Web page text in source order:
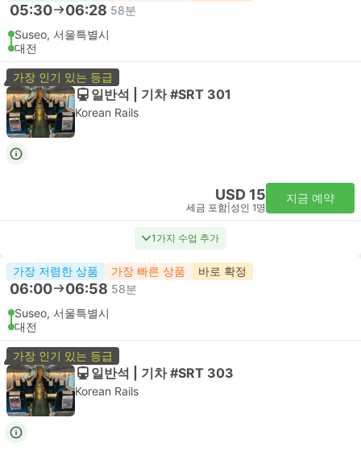
05:30 06:28 58분
Suseo, 서울특별시
대전
가장 인기 있는 등급
일반석 | 기차 #SRT 301
Korean Rails
USD 15
세금 포함 성인 1명
지금 예약
1가지 수업 추가
가장 저렴한 상품 가장 빠른 상품 바로 확정
06:00 06:58 58분
Suseo, 서울특별시
대전
가장 인기 있는 등급
일반석 | 기차 #SRT 303
Korean Rails